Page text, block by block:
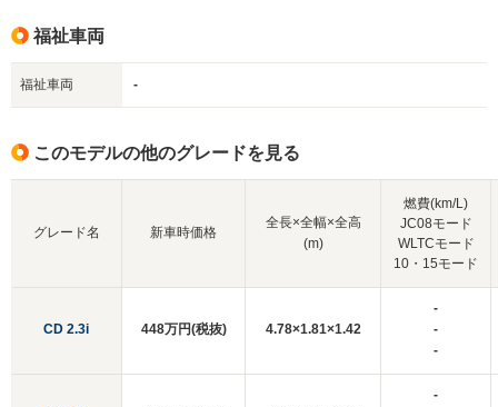
福祉車両
福祉車両 -
このモデルの他のグレードを見る
グレード名
CD 2.3i
新車時価格
全長×全幅×全高
(m)
燃費(km/L)
JC08モード
WLTCモード
10・15モード
448万円(税抜) 4.78×1.81×1.42
-
-
-
-